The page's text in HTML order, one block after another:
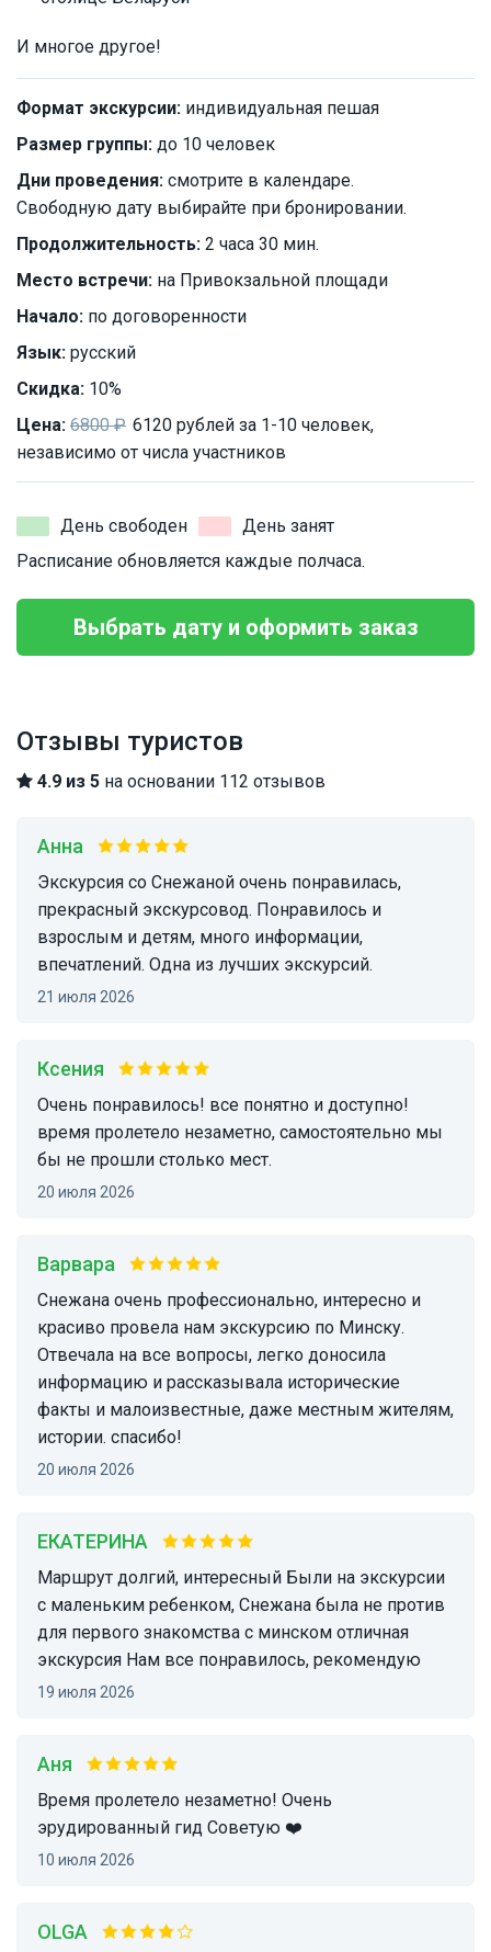
И многое другое!
Формат экскурсии: индивидуальная пешая
Размер группы: до 10 человек
Дни проведения: смотрите в календаре.
Свободную дату выбирайте при бронировании.
Продолжительность: 2 часа 30 мин.
Место встречи: на Привокзальной площади
Начало: по договоренности
Язык: русский
Скидка: 10%
Цена: 6800 ₽ 6120 рублей за 1-10 человек,
независимо от числа участников
День свободен
День занят
Расписание обновляется каждые полчаса.
Выбрать дату и оформить заказ
Отзывы туристов
4.9 из 5 на основании 112 отзывов
Анна
Экскурсия со Снежаной очень понравилась,
прекрасный экскурсовод. Понравилось и
взрослым и детям, много информации,
впечатлений. Одна из лучших экскурсий.
21 июля 2026
Ксения
очень понравилось! все понятно и доступно!
время пролетело незаметно, самостоятельно мы
бы не прошли столько мест.
20 июля 2026
Варвара
Снежана очень профессионально, интересно и
красиво провела нам экскурсию по Минску.
Отвечала на все вопросы, легко доносила
информацию и рассказывала исторические
факты и малоизвестные, даже местным жителям,
истории. спасибо!
20 июля 2026
ЕКАТЕРИНА
Маршрут долгий, интересный Были на экскурсии
с маленьким ребенком, Снежана была не против
для первого знакомства с минском отличная
экскурсия Нам все понравилось, рекомендую
19 июля 2026
Аня
Время пролетело незаметно! Очень
эрудированный гид Советую ❤️
10 июля 2026
OLGA